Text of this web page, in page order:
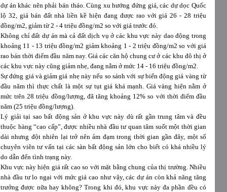
dự án khác nên phải bán tháo. Cùng xu hướng đứng giá, các dự dọc Quốc
lộ 32, giá bán đất nhà liền kề hiện đang được rao với giá 26 - 28 triệu
đồng/m2, giảm từ 2 - 4 triệu đồng/m2 so với giá trước đó.
Không chỉ đất dự án mà cả đất dịch vụ ở các khu vực này dao động trong
khoảng 11 - 13 triệu đồng/m2 giảm khoảng 1 - 2 triệu đồng/m2 so với giá
rao bán thời điểm đầu năm nay. Giá các căn hộ chung cư ở các khu đô thị ở
các khu vực này cũng giảm nhẹ, đang nằm ở mức 14 - 16 triệu đồng/m2.
Sự đứng giá và giảm giá nhẹ này nếu so sánh với sự biến động giá vàng từ
đầu năm thì thực chất là một sự tụt giá khá mạnh. Giá vàng hiện nằm ở
mức trên 28 triệu đồng/lượng, đã tăng khoảng 12% so với thời điểm đầu
năm (25 triệu đồng/lượng).
Lý giải tại sao bất động sản ở khu vực này dù rất gần trung tâm và đều
thuộc hàng “cao cấp”, được nhiều nhà đầu tư quan tâm suốt một thời gian
dài nhưng đột nhiên lại trở nên ảm đạm trong thời gian gần đây, một số
chuyên viên tư vấn tại các sàn bất động sản lớn cho biết có khá nhiều lý
do dẫn đến tình trạng này.
Khu vực này hiện giá rất cao so với mặt bằng chung của thị trường. Nhiều
nhà đầu tư lo ngại với mức giá cao như vậy, các dự án còn khả năng tăng
trưởng được nữa hay không? Trong khi đó, khu vực này đa phần đều có